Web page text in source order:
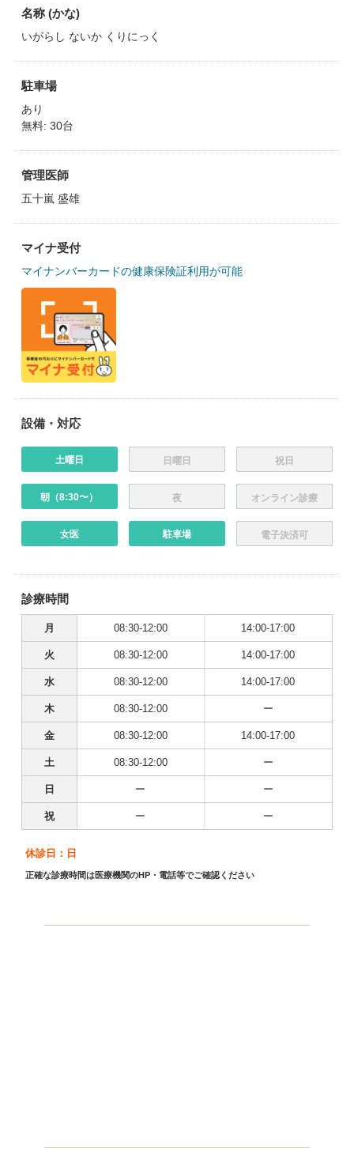
名称 (かな)
いがらし ないか くりにっく
駐車場
あり
無料: 30台
管理医師
五十嵐 盛雄
マイナ受付
マイナンバーカードの健康保険証利用が可能
設備・対応
土曜日 日曜日 祝日
朝（8:30〜） 夜 オンライン診療
女医 駐車場 電子決済可
診療時間
月 08:30-12:00 14:00-17:00
火 08:30-12:00 14:00-17:00
水 08:30-12:00 14:00-17:00
木 08:30-12:00 ー
金 08:30-12:00 14:00-17:00
土 08:30-12:00 ー
日 ー ー
祝 ー ー
休診日：日
正確な診療時間は医療機関のHP・電話等でご確認ください